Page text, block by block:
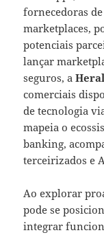
fornecedoras
marketplaces,
potenciais
lançar
seguros, a
comerciais
de tecnologia
mapeia o
banking,
terceirizados e
Ao explorar
pode se
integrar